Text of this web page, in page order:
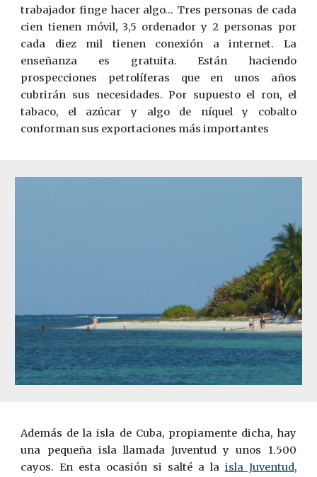
trabajador finge hacer algo… Tres personas de cada
cien tienen móvil, 3,5 ordenador y 2 personas por
cada diez mil tienen conexión a internet. La
enseñanza es gratuita. Están haciendo
prospecciones petrolíferas que en unos años
cubrirán sus necesidades. Por supuesto el ron, el
tabaco, el azúcar y algo de níquel y cobalto
conforman sus exportaciones más importantes
Además de la isla de Cuba, propiamente dicha, hay
una pequeña isla llamada Juventud y unos 1.500
cayos. En esta ocasión si salté a la isla Juventud,